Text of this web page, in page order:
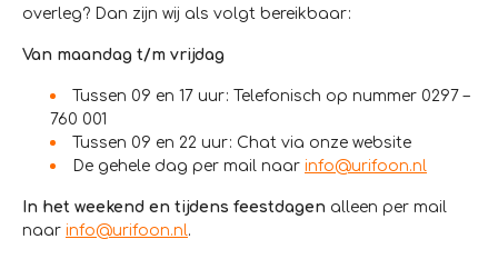
overleg? Dan zijn wij als volgt bereikbaar:
Van maandag t/m vrijdag
Tussen 09 en 17 uur: Telefonisch op nummer 0297 –
760 001
Tussen 09 en 22 uur: Chat via onze website
De gehele dag per mail naar info@urifoon.nl
In het weekend en tijdens feestdagen alleen per mail
naar info@urifoon.nl.